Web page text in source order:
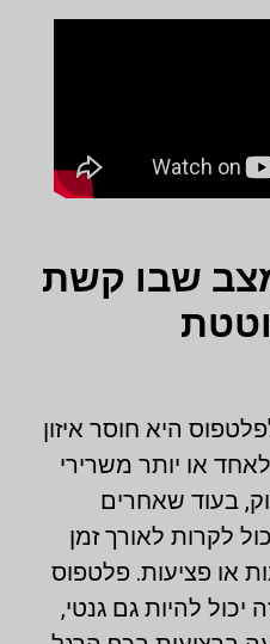
שבו קשת
היא חוסר איזון
או יותר משרירי
בעוד שאחרים
לקרות לאורך זמן
או פציעות. פלטפוס
יכול להיות גם גנטי,